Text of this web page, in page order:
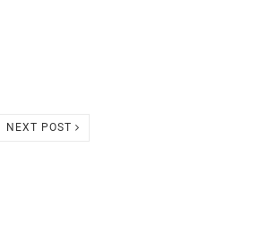
NEXT POST